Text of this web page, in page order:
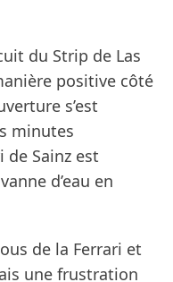
du Strip de Las
positive côté
s’est
minutes
de Sainz est
d’eau en
de la Ferrari et
une frustration